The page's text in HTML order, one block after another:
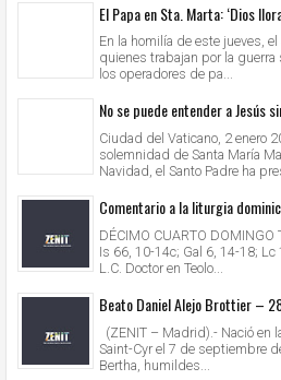
El Papa en Sta. Marta: ‘Dios
En la homilía de este jueves,
quienes trabajan por la
los operadores de pa...
No se puede entender a Jesús
Ciudad del Vaticano, 2 enero
solemnidad de Santa María
Navidad, el Santo Padre ha
Comentario a la liturgia
DÉCIMO CUARTO DOMINGO
Is 66, 10-14c; Gal 6, 14-18; Lc
L.C. Doctor en Teolo...
Beato Daniel Alejo Brottier –
(ZENIT – Madrid).- Nació en
Saint-Cyr el 7 de septiembre
Bertha, humildes...